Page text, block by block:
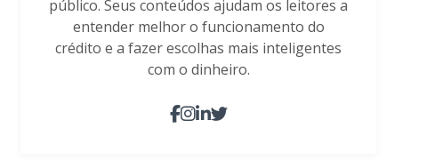
público. Seus conteúdos ajudam os leitores a
entender melhor o funcionamento do
crédito e a fazer escolhas mais inteligentes
com o dinheiro.